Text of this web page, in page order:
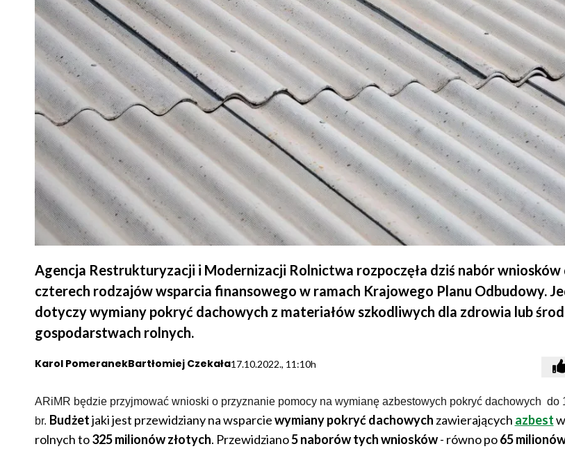
Agencja Restrukturyzacji i Modernizacji Rolnictwa rozpoczęła dziś nabór
czterech rodzajów wsparcia finansowego w ramach Krajowego Planu Odbudowy.
dotyczy wymiany pokryć dachowych z materiałów szkodliwych dla zdrowia lub
gospodarstwach rolnych.
Karol PomeranekBartłomiej Czekała17.10.2022., 11:10h
ARiMR będzie przyjmować wnioski o przyznanie pomocy na wymianę azbestowych pokryć dachowych do
br. Budżetjaki jest przewidziany na wsparciewymiany pokryć dachowych zawierających azbest
rolnych to325 milionów złotych. Przewidziano5 naborów tych wniosków- równo po65